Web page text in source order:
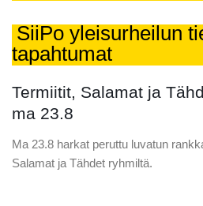
SiiPo yleisurheilun
tapahtumat
Termiitit, Salamat ja
ma 23.8
Ma 23.8 harkat peruttu luvatun
Salamat ja Tähdet ryhmiltä.